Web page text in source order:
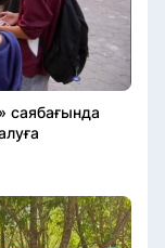
саябағында